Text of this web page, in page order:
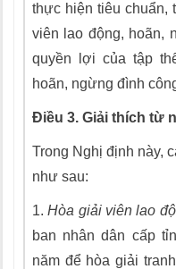
thực hiện tiêu chuẩn,
viên lao động, hoãn,
quyền
ợi của tập
hoãn, ngừng đình
Điều 3. Giải thích từ
Trong Nghị định này,
như sau:
1.Hòa giải viên lao
ban nhân dân cấp
năm để hòa giải